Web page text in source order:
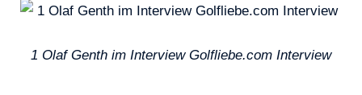
1 Olaf Genth im Interview Golfliebe.com Interview